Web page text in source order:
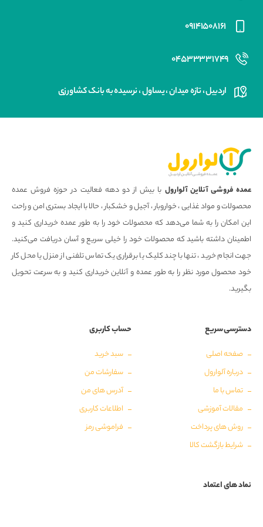
۰۹۱۴۱۵۰۸۱۶۱
۰۴۵۳۳۳۳۱۷۴۹
اردبیل ، تازه میدان ، یساول ، نرسیده به بانک کشاورزی
عمده فروشی آنلاین آلوارول با بیش از دو دهه فعالیت در حوزه فروش عمده
محصولات و مواد غذایی ، خواروبار ، آجیل و خشکبار ، حالا با ایجاد بستری امن و راحت
این امکان را به شما می‌دهد که محصولات خود را به طور عمده خریداری کنید و
اطمینان داشته باشید که محصولات خود را خیلی سریع و آسان دریافت می‌کنید.
جهت انجام خرید ، تنها با چند کلیک یا برقراری یک تماس تلفنی از منزل یا محل کار
خود محصول مورد نظر را به طور عمده و آنلاین خریداری کنید و به سرعت تحویل
بگیرید.
دسترسی سریع
صفحه اصلی
درباره آلوارول
تماس با ما
مقالات آموزشی
روش های پرداخت
شرایط بازگشت کالا
حساب کاربری
سبد خرید
سفارشات من
آدرس های من
اطلاعات کاربری
فراموشی رمز
نماد های اعتماد